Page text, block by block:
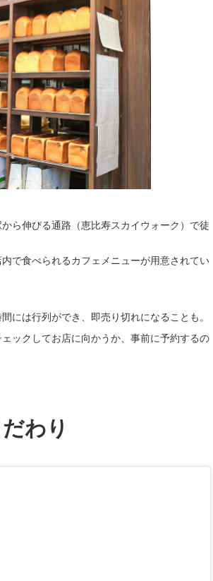
ら伸びる通路（恵比寿スカイウォーク）で徒
で食べられるカフェメニューが用意されてい
には行列ができ、即売り切れになることも。
ックしてお店に向かうか、事前に予約するの
わり